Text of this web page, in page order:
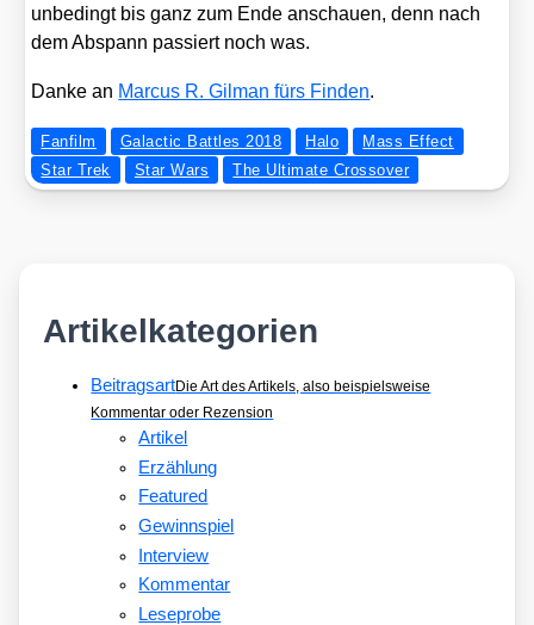
unbe­dingt bis ganz zum Ende anschau­en, denn nach
dem Abspann pas­siert noch was.
Dan­ke an Mar­cus R. Gil­man fürs Fin­den.
Fanfilm Galactic Battles 2018 Halo
Mass Effect
Star Trek
Star Wars The Ultimate Crossover
Artikelkategorien
BeitragsartDie Art des Artikels, also beispielsweise
Kommentar oder Rezension
Artikel
Erzählung
Featured
Gewinnspiel
Interview
Kommentar
Leseprobe